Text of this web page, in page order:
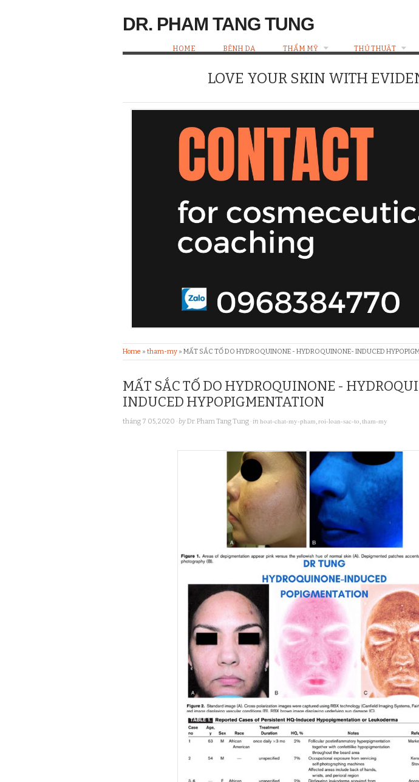
DR. PHAM TANG TUNG
HOME BỆNH DA THẨM MỸ THỦ THUẬT
LOVE YOUR SKIN WITH
Home » tham-my » MẤT SẮC TỐ DO HYDROQUINONE - HYDROQUINONE- INDUCED
MẤT SẮC TỐ DO HYDROQUINONE -
INDUCED HYPOPIGMENTATION
tháng 7 05, 2020 · byDr. Pham Tang Tung · in hoat-chat-my-pham roi-loan-sac-to tham-my